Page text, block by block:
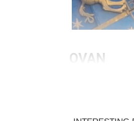
OVAN
Pred vama je